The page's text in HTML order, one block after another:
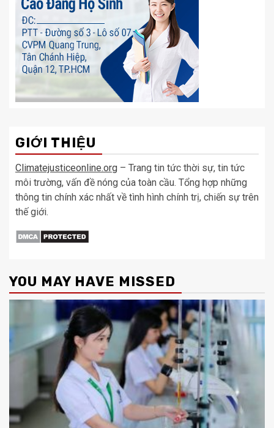
GIỚI THIỆU
Climatejusticeonline.org – Trang tin tức thời sự, tin tức
môi trường, vấn đề nóng của toàn cầu. Tổng hợp những
thông tin chính xác nhất về tình hình chính trị, chiến sự trên
thế giới.
YOU MAY HAVE MISSED